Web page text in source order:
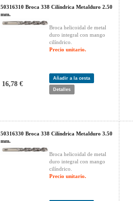
50316310 Broca 338 Cilíndrica Metalduro 2.50
mm.
Broca helicoidal de metal
duro integral con mango
cilíndrico.
Precio unitario.
16,78 €
Añadir a la cesta
Detalles
50316330 Broca 338 Cilíndrica Metalduro 3.50
mm.
Broca helicoidal de metal
duro integral con mango
cilíndrico.
Precio unitario.